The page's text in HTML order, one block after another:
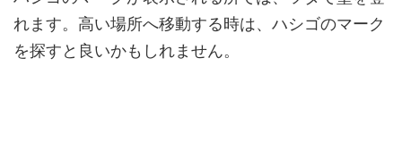
れます。高い場所へ移動する時は、ハシゴのマーク
を探すと良いかもしれません。